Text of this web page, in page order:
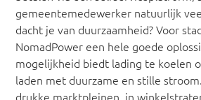
gemeentemedewerker natuurlijk
dacht je van duurzaamheid? Voor
NomadPower een hele goede
mogelijkheid biedt lading te koelen
laden met duurzame en stille
drukke marktpleinen, in